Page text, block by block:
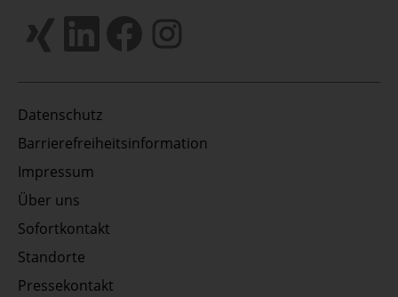
Datenschutz
Barrierefreiheitsinformation
Impressum
Über uns
Sofortkontakt
Standorte
Pressekontakt